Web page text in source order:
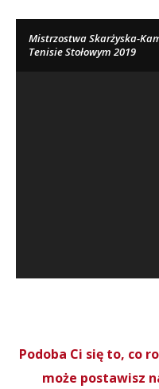
Mistrzostwa Skarżyska-
Tenisie Stołowym 2019
Podoba Ci się to, co
może postawisz